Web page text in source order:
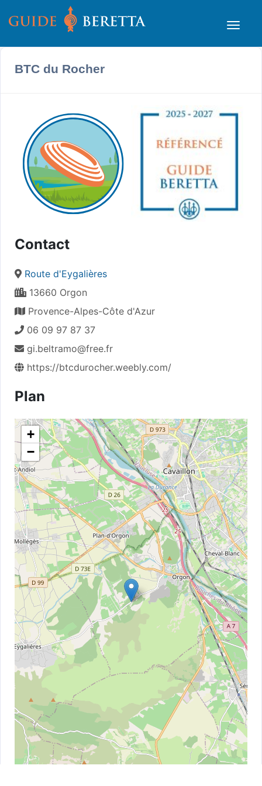
BTC du Rocher
Contact
Route d'Eygalières
13660 Orgon
Provence-Alpes-Côte d'Azur
06 09 97 87 37
gi.beltramo@free.fr
https://btcdurocher.weebly.com/
Plan
+
−